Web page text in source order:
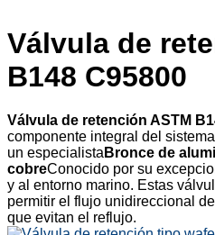
Válvula de
B148 C95800
Válvula de retención ASTM
componente integral del
un especialistaBronce de
cobreConocido por su
y al entorno marino. Estas
permitir el flujo unidireccional
que evitan el reflujo.